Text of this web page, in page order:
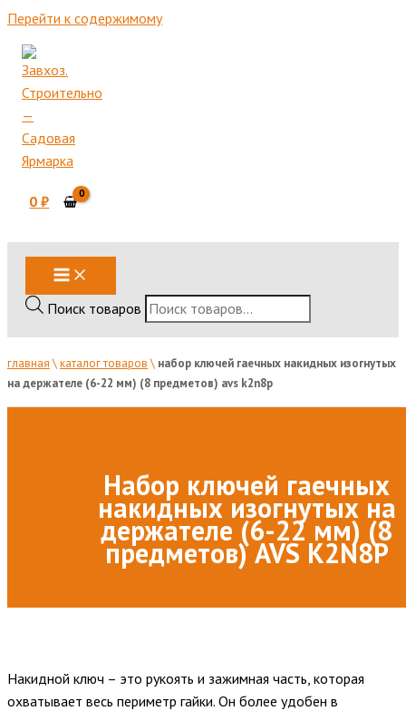
Перейти к содержимому
0₽
Поиск товаров
главная\каталог товаров\ набор ключей гаечных накидных изогнутых
на держателе (6-22 мм) (8 предметов) avs k2n8p
Набор ключей гаечных
накидных изогнутых на
держателе (6-22 мм) (8
предметов) AVS K2N8P
Накидной ключ – это рукоять и зажимная часть, которая
охватывает весь периметр гайки. Он более удобен в